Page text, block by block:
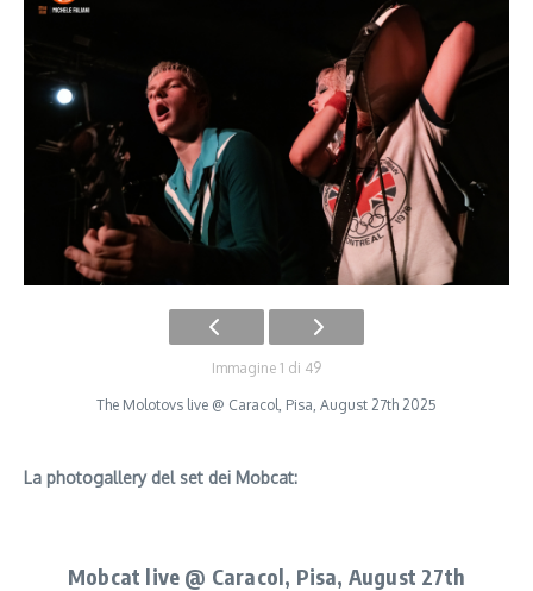
Immagine 1 di 49
The Molotovs live @ Caracol, Pisa, August 27th 2025
La photogallery del set dei Mobcat:
Mobcat live @ Caracol, Pisa, August 27th